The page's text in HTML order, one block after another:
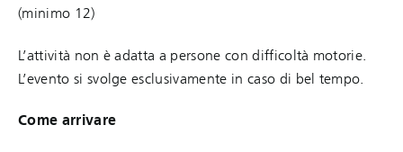
(minimo 12)
L’attività non è adatta a persone con difficoltà motorie.
L’evento si svolge esclusivamente in caso di bel tempo.
Come arrivare